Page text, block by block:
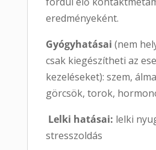
eredményeként.
Gyógyhatásai (nem
csak kiegészítheti az
kezeléseket): szem,
görcsök, torok,
Lelki hatásai: lelki
stresszoldás